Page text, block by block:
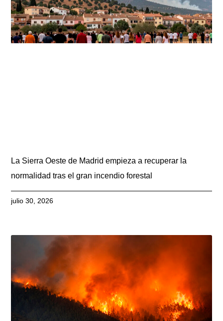
La Sierra Oeste de Madrid empieza a recuperar la
normalidad tras el gran incendio forestal
julio 30, 2026